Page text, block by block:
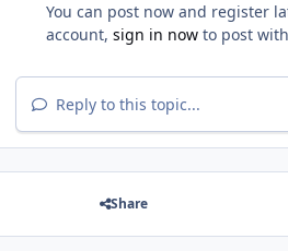
You can post now and register
account, sign in now to post
Reply to this topic...
Share